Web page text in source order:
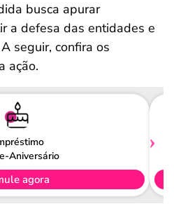
busca apurar
a defesa das entidades e
seguir, confira os
ação.
Aniversário
agora